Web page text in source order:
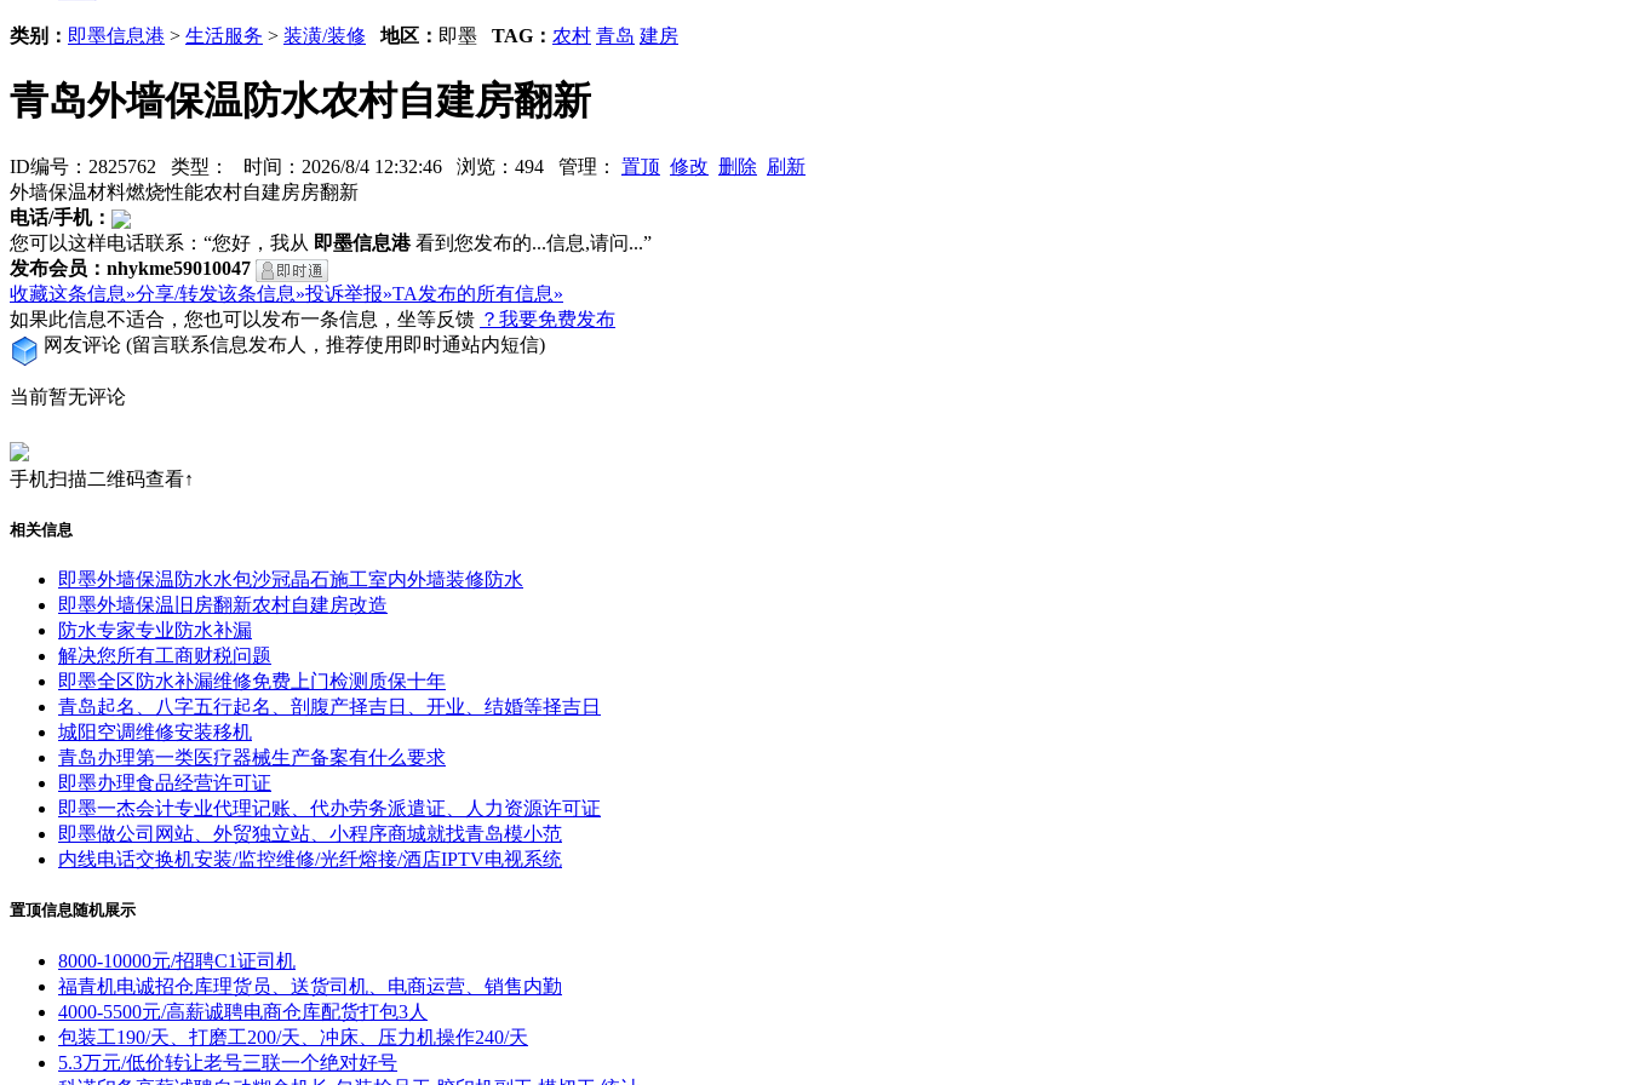
类别： 即墨信息港 > 生活服务 > 装潢/装修 地区： 即墨 TAG： 农村 青岛 建房
青岛外墙保温防水农村自建房翻新
ID编号：2825762 类型： 时间：2026/8/4 12:32:46 浏览：494 管理： 置顶 修改 删除 刷新
外墙保温材料燃烧性能农村自建房房翻新
电话/手机：
您可以这样电话联系：“您好，我从 即墨信息港看到您发布的...信息,请问...”
发布会员：nhykme59010047
收藏这条信息»分享/转发该条信息»投诉举报»TA发布的所有信息»
如果此信息不适合，您也可以发布一条信息，坐等反馈 ？我要免费发布
网友评论 (留言联系信息发布人，推荐使用即时通站内短信)
当前暂无评论
手机扫描二维码查看↑
相关信息
即墨外墙保温防水水包沙冠晶石施工室内外墙装修防水
即墨外墙保温旧房翻新农村自建房改造
防水专家专业防水补漏
解决您所有工商财税问题
即墨全区防水补漏维修免费上门检测质保十年
青岛起名、八字五行起名、剖腹产择吉日、开业、结婚等择吉日
城阳空调维修安装移机
青岛办理第一类医疗器械生产备案有什么要求
即墨办理食品经营许可证
即墨一杰会计专业代理记账、代办劳务派遣证、人力资源许可证
即墨做公司网站、外贸独立站、小程序商城就找青岛模小范
内线电话交换机安装/监控维修/光纤熔接/酒店IPTV电视系统
置顶信息随机展示
8000-10000元/招聘C1证司机
福青机电诚招仓库理货员、送货司机、电商运营、销售内勤
4000-5500元/高薪诚聘电商仓库配货打包3人
包装工190/天、打磨工200/天、冲床、压力机操作240/天
5.3万元/低价转让老号三联一个绝对好号